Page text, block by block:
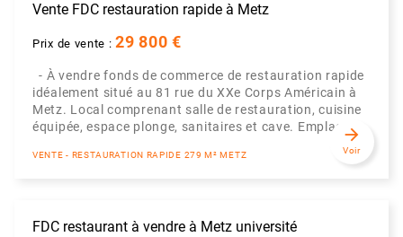
Vente FDC restauration rapide à Metz
Prix de vente :29 800 €
- À vendre fonds de commerce de restauration rapide
idéalement situé au 81 rue du XXe Corps Américain à
Metz. Local comprenant salle de restauration, cuisine
équipée, espace plonge, sanitaires et cave. Emplace...
VENTE - RESTAURATION RAPIDE 279 M² METZ
arrow_forward
Voir
FDC restaurant à vendre à Metz université